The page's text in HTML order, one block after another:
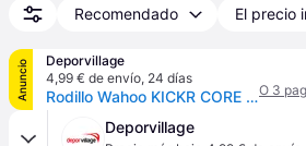
Recomendado El precio
Anuncio
Deporvillage
4,99 € de envío, 24 días
Rodillo Wahoo KICKR CORE 2 Cog & Click - BlackO 3
Deporvillage